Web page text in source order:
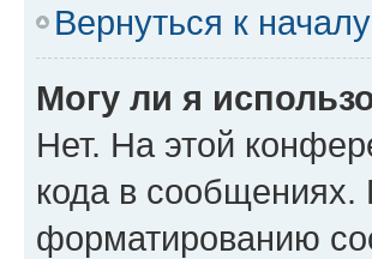
Вернуться к началу
Могу ли я
Нет. На этой
кода в сообщениях.
форматированию